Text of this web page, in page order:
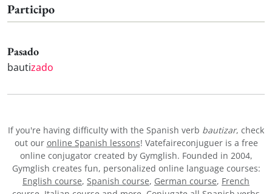
Participo
Pasado
bautizado
If you're having difficulty with the Spanish verb bautizar, check
out our online Spanish lessons! Vatefaireconjuguer is a free
online conjugator created by Gymglish. Founded in 2004,
Gymglish creates fun, personalized online language courses:
English course, Spanish course, German course, French